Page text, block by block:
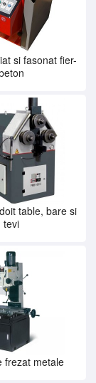
si fasonat fier-
table, bare si
tevi
frezat metale